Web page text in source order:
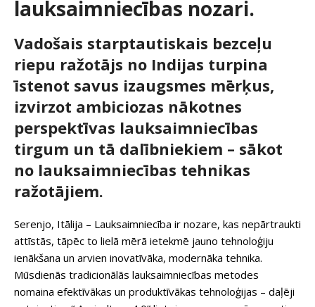
lauksaimniecības nozari.
Vadošais starptautiskais bezceļu
riepu ražotājs no Indijas turpina
īstenot savus izaugsmes mērķus,
izvirzot ambiciozas nākotnes
perspektīvas lauksaimniecības
tirgum un tā dalībniekiem – sākot
no lauksaimniecības tehnikas
ražotājiem.
Serenjo, Itālija – Lauksaimniecība ir nozare, kas nepārtraukti
attīstās, tāpēc to lielā mērā ietekmē jauno tehnoloģiju
ienākšana un arvien inovatīvāka, modernāka tehnika.
Mūsdienās tradicionālās lauksaimniecības metodes
nomaina efektīvākas un produktīvākas tehnoloģijas – daļēji